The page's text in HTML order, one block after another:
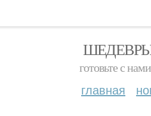
готовьте с
главная